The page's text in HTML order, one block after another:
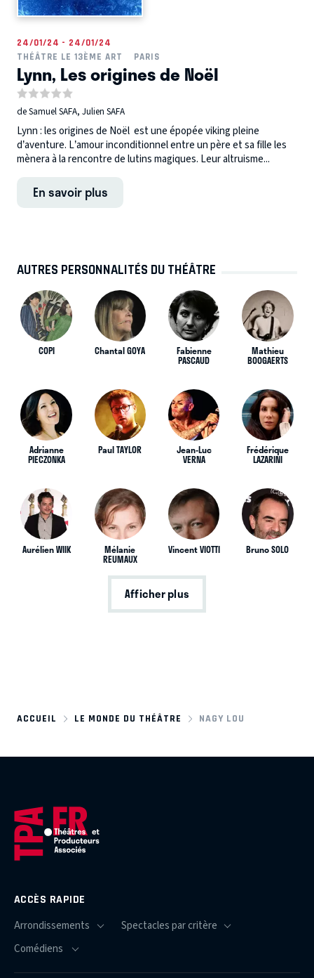
24/01/24 - 24/01/24
THÉÂTRE LE 13ÈME ART
PARIS
Lynn, Les origines de Noël
de Samuel SAFA, Julien SAFA
Lynn : les origines de Noël est une épopée viking pleine
d’aventure. L’amour inconditionnel entre un père et sa fille les
mènera à la rencontre de lutins magiques. Leur altruisme...
En savoir plus
AUTRES PERSONNALITÉS DU THÉÂTRE
COPI Chantal GOYA Fabienne
PASCAUD
Mathieu
BOOGAERTS
Adrianne
PIECZONKA
Paul TAYLOR Jean-Luc
VERNA
Frédérique
LAZARINI
Aurélien WIIK Mélanie
REUMAUX
Vincent VIOTTI Bruno SOLO
Afficher plus
ACCUEIL LE MONDE DU THÉÂTRE NAGY LOU
ACCÈS RAPIDE